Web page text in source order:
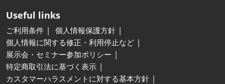
Useful links
ご利用条件
個人情報保護方針
個人情報に関する修正・利用停止など
展示会・セミナー参加ポリシー
特定商取引法に基づく表示
カスタマーハラスメントに対する基本方針